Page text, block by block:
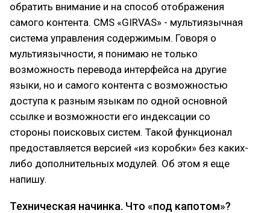
обратить внимание и на способ отображения
самого контента. CMS «GIRVAS» - мультиязычная
система управления содержимым. Говоря о
мультиязычности, я понимаю не только
возможность перевода интерфейса на другие
языки, но и самого контента с возможностью
доступа к разным языкам по одной основной
ссылке и возможности его индексации со
стороны поисковых систем. Такой функционал
предоставляется версией «из коробки» без каких-
либо дополнительных модулей. Об этом я еще
напишу.
Техническая начинка. Что «под капотом»?